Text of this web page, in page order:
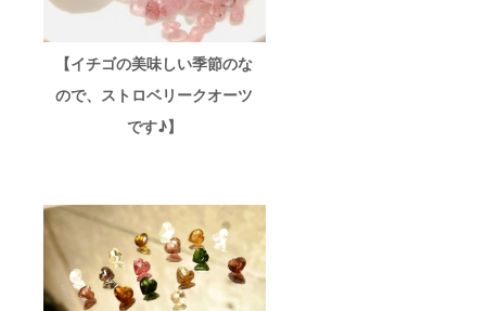
【イチゴの美味しい季節のな
ので、ストロベリークオーツ
です♪】